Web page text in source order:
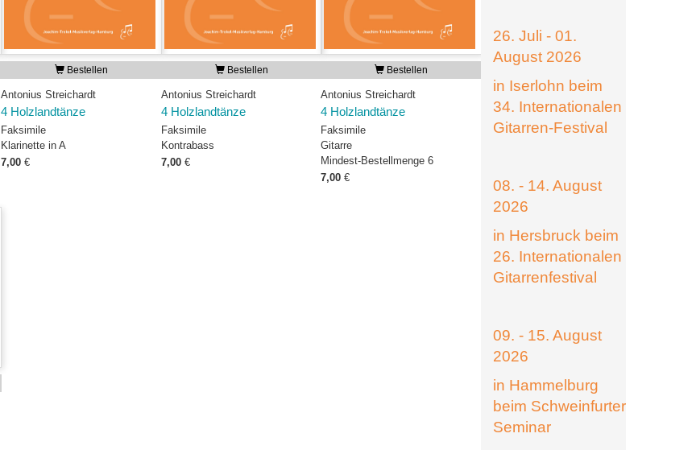
Bestellen
Antonius Streichardt
4 Holzlandtänze
Faksimile
Klarinette in A
7,00 €
Bestellen
Antonius Streichardt
4 Holzlandtänze
Faksimile
Kontrabass
7,00 €
Bestellen
Antonius Streichardt
4 Holzlandtänze
Faksimile
Gitarre
Mindest-Bestellmenge 6
7,00€
26. Juli - 01.
August 2026
in Iserlohn beim
34. Internationalen
Gitarren-Festival
08. - 14. August
2026
in Hersbruck beim
26. Internationalen
Gitarrenfestival
09. - 15. August
2026
in Hammelburg
beim Schweinfurter
Seminar